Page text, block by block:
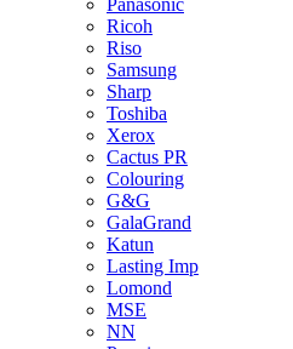
Panasonic
Ricoh
Riso
Samsung
Sharp
Toshiba
Xerox
Cactus PR
Colouring
G&G
GalaGrand
Katun
Lasting Imp
Lomond
MSE
NN